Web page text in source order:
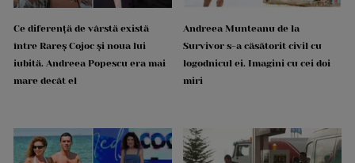
Ce diferență de vârstă există
între Rareș Cojoc și noua lui
iubită. Andreea Popescu era mai
mare decât el
Andreea Munteanu de la
Survivor s-a căsătorit civil cu
logodnicul ei. Imagini cu cei doi
miri